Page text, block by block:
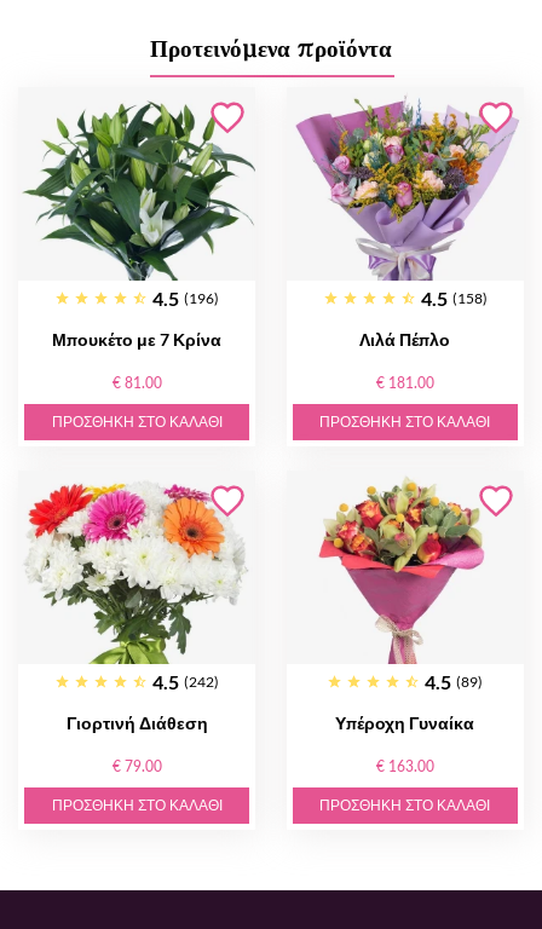
Προτεινόμενα προϊόντα
4.5 (196)
Μπουκέτο με 7 Κρίνα
€ 81.00
ΠΡΟΣΘΉΚΗ ΣΤΟ ΚΑΛΆΘΙ
4.5 (158)
Λιλά Πέπλο
€ 181.00
ΠΡΟΣΘΉΚΗ ΣΤΟ ΚΑΛΆΘΙ
4.5 (242)
Γιορτινή Διάθεση
€ 79.00
ΠΡΟΣΘΉΚΗ ΣΤΟ ΚΑΛΆΘΙ
4.5 (89)
Υπέροχη Γυναίκα
€ 163.00
ΠΡΟΣΘΉΚΗ ΣΤΟ ΚΑΛΆΘΙ